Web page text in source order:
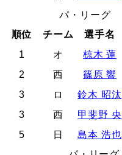
パ・リーグ
順位
チーム 選手名
1
オ 椋木 蓮
2
西 篠原 響
3
ロ 鈴木 昭汰
3
西 甲斐野 央
5
日 島本 浩也